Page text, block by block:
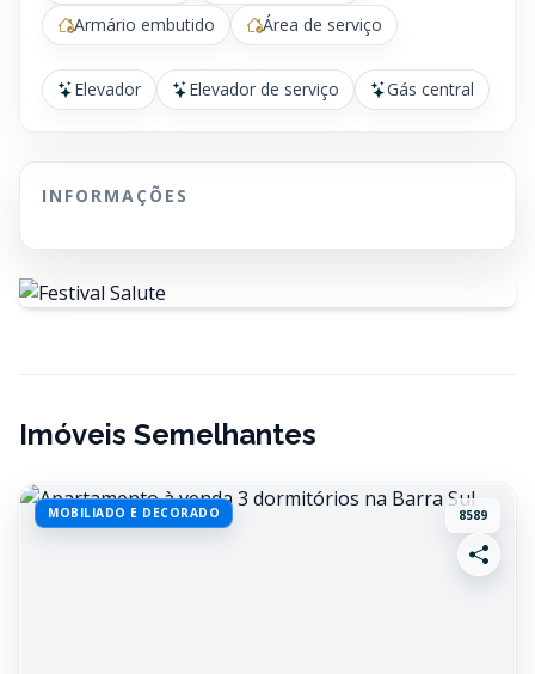
Armário embutido
Área de serviço
Elevador Elevador de serviço Gás central
INFORMAÇÕES
Imóveis Semelhantes
MOBILIADO E DECORADO 8589